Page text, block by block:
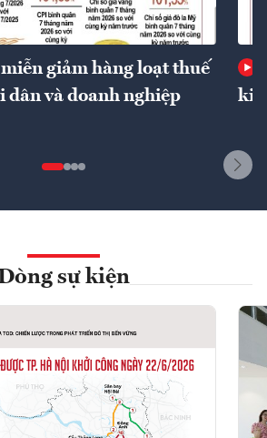
giảm hàng loạt thuế
dân và doanh nghiệp
sự kiện